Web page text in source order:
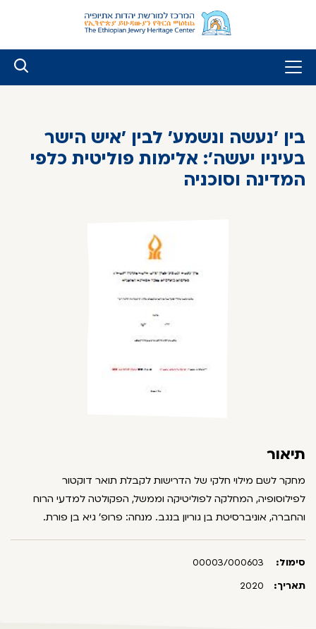
בין 'נעשה ונשמע' לבין 'איש הישר
בעיניו יעשה': אלימות פוליטית כלפי
המדינה וסוכניה
תיאור
מחקר לשם מילוי חלקי של הדרישות לקבלת תואר דוקטור
לפילוסופיה, המחלקה לפוליטיקה וממשל, הפקולטה למדעי הרוח
והחברה, אוניברסיטת בן גוריון בנגב. מנחה: פרופ' גיא בן פורת.
סימול:
תאריך: